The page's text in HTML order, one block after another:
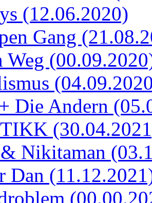
(12.06.2020)
Gang
Weg
Die Andern
Nikitaman
Dan